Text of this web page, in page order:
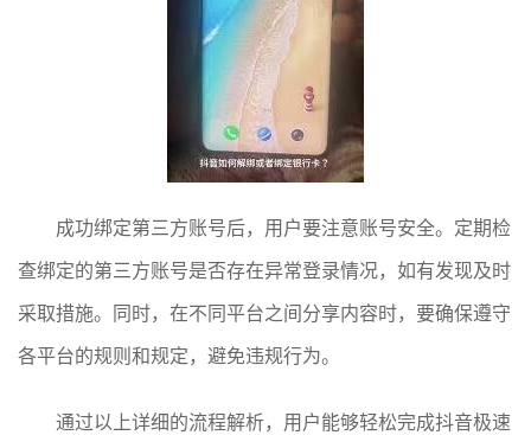
成功绑定第三方账号后，用户要注意账号安全。定期检
查绑定的第三方账号是否存在异常登录情况，如有发现及时
采取措施。同时，在不同平台之间分享内容时，要确保遵守
各平台的规则和规定，避免违规行为。
通过以上详细的流程解析，用户能够轻松完成抖音极速